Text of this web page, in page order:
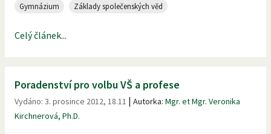
Gymnázium Základy společenských věd
Celý článek...
Poradenství pro volbu VŠ a profese
Vydáno: 3. prosince 2012, 18.11 | Autorka: Mgr. et Mgr. Veronika
Kirchnerová, Ph.D.